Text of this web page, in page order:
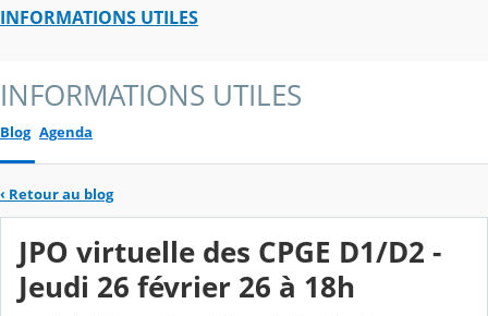
INFORMATIONS UTILES
INFORMATIONS UTILES
Blog Agenda
‹ Retour au blog
JPO virtuelle des CPGE D1/D2 -
Jeudi 26 février 26 à 18h